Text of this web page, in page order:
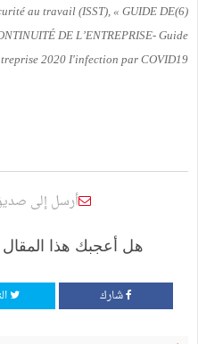
au travail (ISST), « GUIDE DE
DE L’ENTREPRISE- Guide
2020 I'infection par COVID19).
أرسل إلى
هل أعجبك هذا
شارك